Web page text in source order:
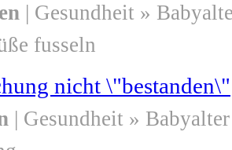
| Gesundheit »
fusseln
nicht \"bestanden\"
| Gesundheit » Babyalter